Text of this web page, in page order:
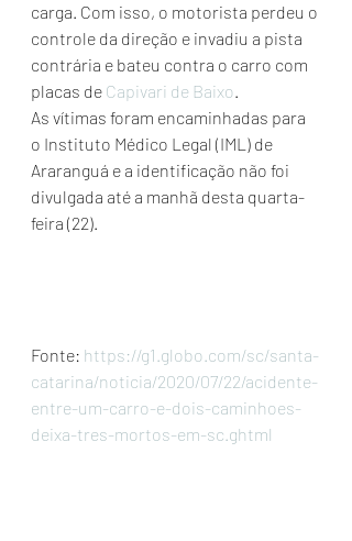
carga. Com isso, o motorista perdeu o
controle da direção e invadiu a pista
contrária e bateu contra o carro com
placas de Capivari de Baixo.
As vítimas foram encaminhadas para
o Instituto Médico Legal (IML) de
Araranguá e a identificação não foi
divulgada até a manhã desta quarta-
feira (22).
Fonte: https://g1.globo.com/sc/santa-
catarina/noticia/2020/07/22/acidente-
entre-um-carro-e-dois-caminhoes-
deixa-tres-mortos-em-sc.ghtml